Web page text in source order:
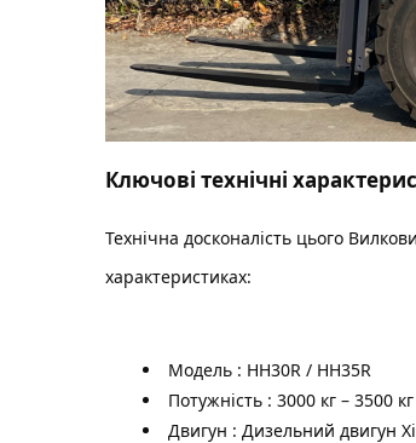
Ключові технічні
Технічна досконалість цього
характеристиках:
Модель : HH30R / HH35R
Потужність : 3000 кг – 3500 кг
Двигун : Дизельний двигун